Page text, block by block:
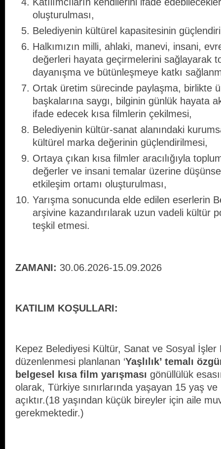
oluşturulması,
Belediyenin kültürel kapasitesinin
Halkımızın milli, ahlaki, manevi, insani,
değerleri hayata geçirmelerini sağlayarak
dayanışma ve bütünleşmeye katkı
Ortak üretim sürecinde paylaşma, birlikte
başkalarına saygı, bilginin günlük hayata
ifade edecek kısa filmlerin çekilmesi,
Belediyenin kültür-sanat alanındaki
kültürel marka değerinin güçlendirilmesi,
Ortaya çıkan kısa filmler aracılığıyla
değerler ve insani temalar üzerine
etkileşim ortamı oluşturulması,
Yarışma sonucunda elde edilen eserlerin
arşivine kazandırılarak uzun vadeli kültür
teşkil etmesi.
ZAMANI: 30.06.2026-15.09.2026
KATILIM KOŞULLARI:
Kepez Belediyesi Kültür, Sanat ve Sosyal
düzenlenmesi planlanan ‘Yaşlılık’ temalı
belgesel kısa film yarışması gönüllülük
olarak, Türkiye sınırlarında yaşayan 15 yaş
açıktır.(18 yaşından küçük bireyler için aile
gerekmektedir.)